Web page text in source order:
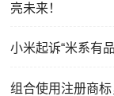
亮未来！
小米起诉“米系有
组合使用注册商